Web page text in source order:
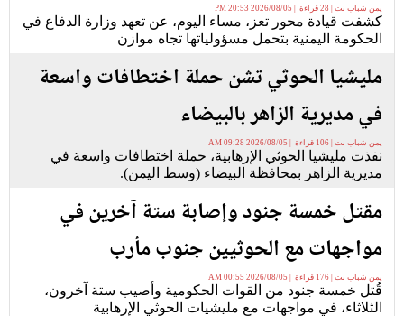
يمن شباب نت | 28 قراءة | 2026/08/05 20:53 PM
كشفت قيادة محور تعز، مساء اليوم، عن تعهد وزارة الدفاع في
الحكومة اليمنية بتحمل مسؤولياتها تجاه موازن
مليشيا الحوثي تشن حملة اختطافات واسعة
في مديرية الزاهر بالبيضاء
يمن شباب نت | 106 قراءة | 2026/08/05 09:28 AM
نفذت مليشيا الحوثي الإرهابية، حملة اختطافات واسعة في
مديرية الزاهر بمحافظة البيضاء (وسط اليمن).
مقتل خمسة جنود وإصابة ستة آخرين في
مواجهات مع الحوثيين جنوب مأرب
يمن شباب نت | 176 قراءة | 2026/08/05 00:55 AM
قُتل خمسة جنود من القوات الحكومية وأصيب ستة آخرون،
الثلاثاء، في مواجهات مع مليشيات الحوثي الإرهابية